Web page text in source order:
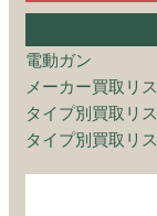
電動ガン
メーカー買取リ
タイプ別買取リ
タイプ別買取リ